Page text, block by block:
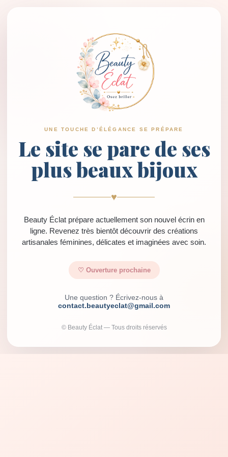
UNE TOUCHE D’ÉLÉGANCE SE PRÉPARE
Le site se pare de ses
plus beaux bijoux
♥
Beauty Éclat prépare actuellement son nouvel écrin en
ligne. Revenez très bientôt découvrir des créations
artisanales féminines, délicates et imaginées avec soin.
♡ Ouverture prochaine
Une question ? Écrivez-nous à
contact.beautyeclat@gmail.com
© Beauty Éclat — Tous droits réservés